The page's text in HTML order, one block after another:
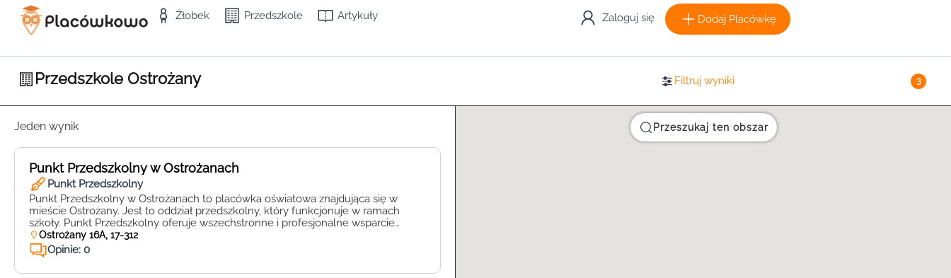
Żłobek Przedszkole Artykuły Zaloguj się Dodaj Placówkę
Przedszkole Ostrożany Filtruj wyniki 3
Jeden wynik
Punkt Przedszkolny w Ostrożanach
Punkt Przedszkolny
Punkt Przedszkolny w Ostrożanach to placówka oświatowa znajdująca się w
mieście Ostrożany. Jest to oddział przedszkolny, który funkcjonuje w ramach
szkoły. Punkt Przedszkolny oferuje wszechstronne i profesjonalne wsparcie
wychowawcze dla dzieci w wieku przedszkolnym. Dzięki doświadczonym
nauczycielom i przyjaznej atmosferze, każde dziecko może rozwijać swoje
umiejętności i zainteresowania. Placówka zapewnia również bezpieczne i
atrakcyjne warunki […]
Ostrożany 16A, 17-312
Opinie: 0
Przeszukaj ten obszar